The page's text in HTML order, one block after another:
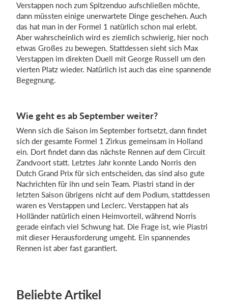
Verstappen noch zum Spitzenduo aufschließen möchte,
dann müssten einige unerwartete Dinge geschehen. Auch
das hat man in der Formel 1 natürlich schon mal erlebt.
Aber wahrscheinlich wird es ziemlich schwierig, hier noch
etwas Großes zu bewegen. Stattdessen sieht sich Max
Verstappen im direkten Duell mit George Russell um den
vierten Platz wieder. Natürlich ist auch das eine spannende
Begegnung.
Wie geht es ab September weiter?
Wenn sich die Saison im September fortsetzt, dann findet
sich der gesamte Formel 1 Zirkus gemeinsam in Holland
ein. Dort findet dann das nächste Rennen auf dem Circuit
Zandvoort statt. Letztes Jahr konnte Lando Norris den
Dutch Grand Prix für sich entscheiden, das sind also gute
Nachrichten für ihn und sein Team. Piastri stand in der
letzten Saison übrigens nicht auf dem Podium, stattdessen
waren es Verstappen und Leclerc. Verstappen hat als
Holländer natürlich einen Heimvorteil, während Norris
gerade einfach viel Schwung hat. Die Frage ist, wie Piastri
mit dieser Herausforderung umgeht. Ein spannendes
Rennen ist aber fast garantiert.
Beliebte Artikel